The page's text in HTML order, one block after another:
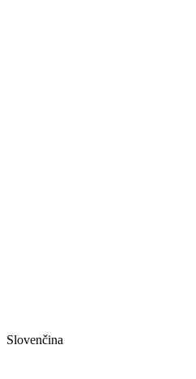
Slovenčina